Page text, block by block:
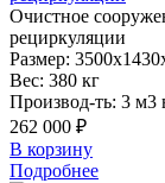
Очистное
рециркуляции
Размер:
Вес: 380 кг
Производ-ть: 3 м3
262 000 ₽
В корзину
Подробнее